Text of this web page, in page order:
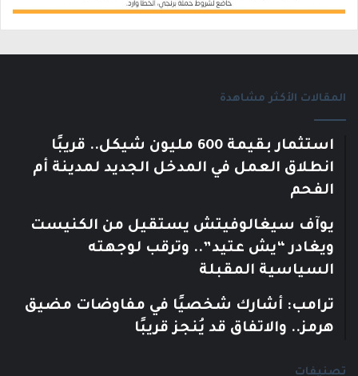
المقالات الأكثر مشاهدة
استثمار بقيمة 600 مليون شيكل.. قريبًا
انطلاق العمل في المدخل الجديد لمدينة أم
الفحم
يوآف سيغالوفيتش يستقيل من الكنيست
ويغادر “يش عتيد”.. وترقب لوجهته
السياسية المقبلة
ترامب: أشارك شخصيًا في مفاوضات مضيق
هرمز.. والاتفاق قد يُنجز قريبًا
تصنيفات